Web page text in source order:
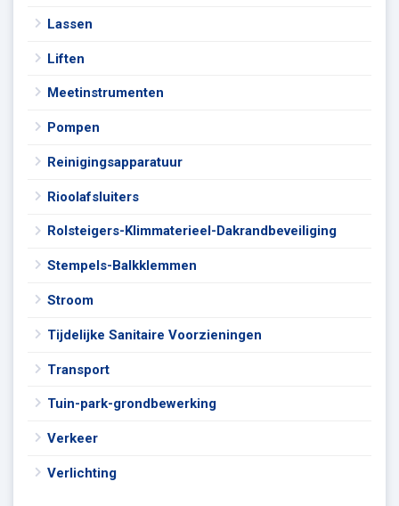
Lassen
Liften
Meetinstrumenten
Pompen
Reinigingsapparatuur
Rioolafsluiters
Rolsteigers-Klimmaterieel-Dakrandbeveiliging
Stempels-Balkklemmen
Stroom
Tijdelijke Sanitaire Voorzieningen
Transport
Tuin-park-grondbewerking
Verkeer
Verlichting